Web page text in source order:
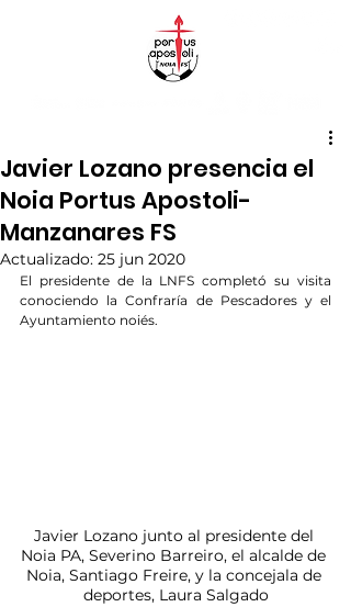
Javier Lozano presencia el
Noia Portus Apostoli-
Manzanares FS
Actualizado: 25 jun 2020
El presidente de la LNFS completó su visita
conociendo la Confraría de Pescadores y el
Ayuntamiento noiés.
Javier Lozano junto al presidente del
Noia PA, Severino Barreiro, el alcalde de
Noia, Santiago Freire, y la concejala de
deportes, Laura Salgado